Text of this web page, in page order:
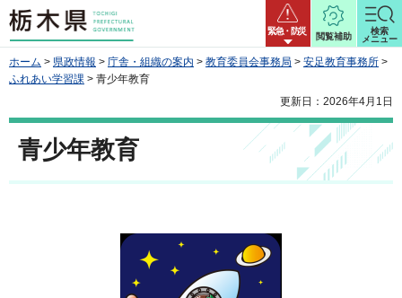
栃木県 緊急・防災
閲覧補助
検索
メニュー
ホーム > 県政情報 > 庁舎・組織の案内 > 教育委員会事務局 > 安足教育事務所 >
ふれあい学習課 > 青少年教育
更新日：2026年4月1日
青少年教育